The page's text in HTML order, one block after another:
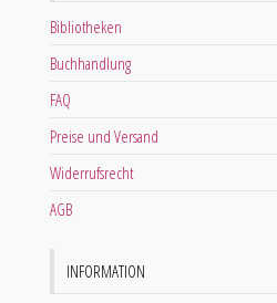
Bibliotheken
Buchhandlung
FAQ
Preise und Versand
Widerrufsrecht
AGB
INFORMATION